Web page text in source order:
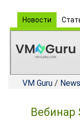
Новости
VM Guru / News
Вебинар